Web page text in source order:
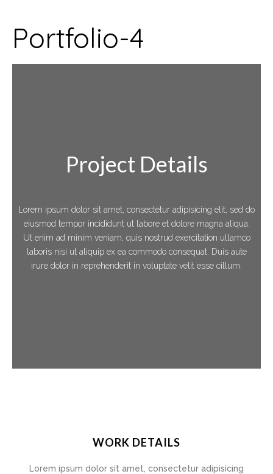
Portfolio-4
Project Details
Lorem ipsum dolor sit amet, consectetur adipisicing elit, sed do
eiusmod tempor incididunt ut labore et dolore magna aliqua.
Ut enim ad minim veniam, quis nostrud exercitation ullamco
laboris nisi ut aliquip ex ea commodo consequat. Duis aute
irure dolor in reprehenderit in voluptate velit esse cillum.
WORK DETAILS
Lorem ipsum dolor sit amet, consectetur adipisicing